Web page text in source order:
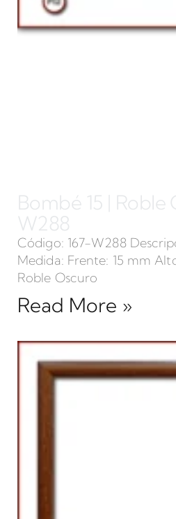
Bombé 15 | Roble
W288
Código: 167-W288
Medida: Frente: 15 mm
Roble Oscuro
Read More »